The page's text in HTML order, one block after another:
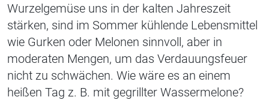
Wurzelgemüse uns in der kalten Jahreszeit
stärken, sind im Sommer kühlende Lebensmittel
wie Gurken oder Melonen sinnvoll, aber in
moderaten Mengen, um das Verdauungsfeuer
nicht zu schwächen. Wie wäre es an einem
heißen Tag z. B. mit gegrillter Wassermelone?